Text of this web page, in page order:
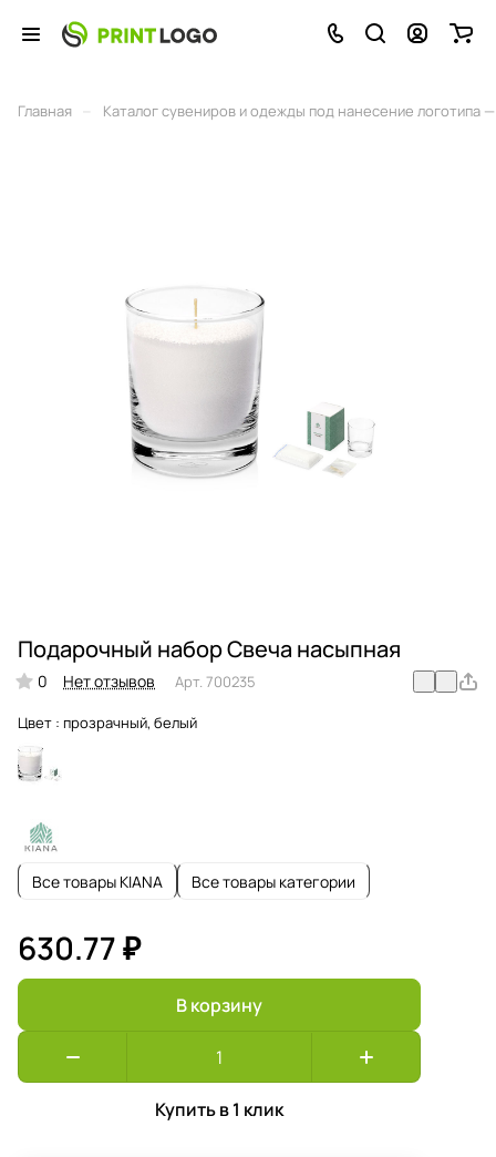
Главная Каталог сувениров и одежды под нанесение логотипа
Подарочный набор Свеча насыпная
0 Нет отзывов Арт. 700235
Цвет : прозрачный, белый
Все товары KIANA Все товары категории
630.77 ₽
В корзину
Купить в 1 клик